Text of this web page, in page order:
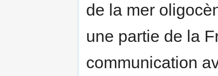
de la mer
une partie de la
communication